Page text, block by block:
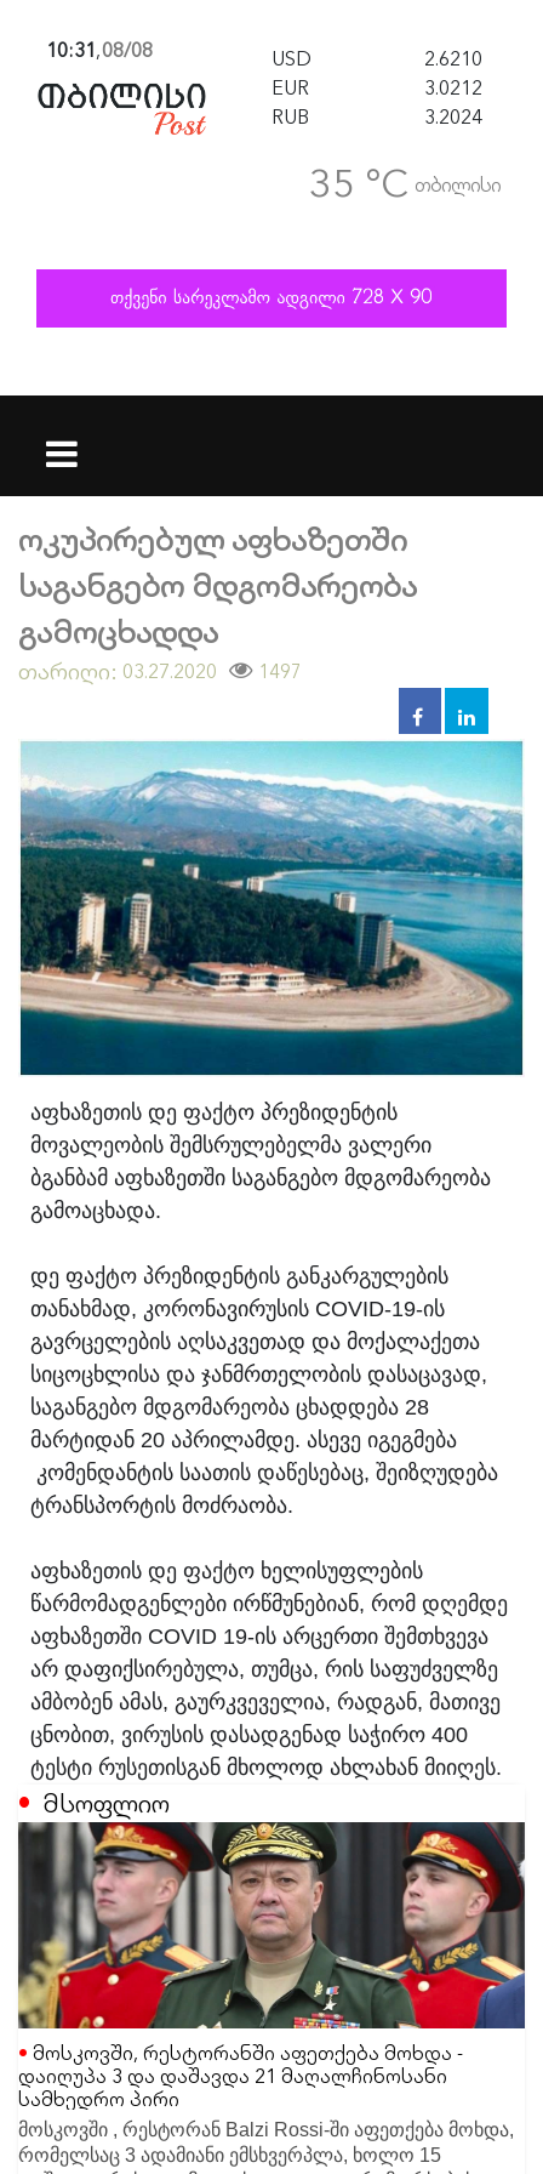
10:31,08/08 USD
2.6210
EUR
3.0212
RUB
3.2024
35 °C თბილისი
ოკუპირებულ აფხაზეთში
საგანგებო მდგომარეობა
გამოცხადდა
თარიღი: 03.27.2020 1497
აფხაზეთის დე ფაქტო პრეზიდენტის
მოვალეობის შემსრულებელმა ვალერი
ბგანბამ აფხაზეთში საგანგებო მდგომარეობა
გამოაცხადა.
დე ფაქტო პრეზიდენტის განკარგულების
თანახმად, კორონავირუსის COVID-19-ის
გავრცელების აღსაკვეთად და მოქალაქეთა
სიცოცხლისა და ჯანმრთელობის დასაცავად,
საგანგებო მდგომარეობა ცხადდება 28
მარტიდან 20 აპრილამდე. ასევე იგეგმება
კომენდანტის საათის დაწესებაც, შეიზღუდება
ტრანსპორტის მოძრაობა.
აფხაზეთის დე ფაქტო ხელისუფლების
წარმომადგენლები ირწმუნებიან, რომ დღემდე
აფხაზეთში COVID 19-ის არცერთი შემთხვევა
არ დაფიქსირებულა, თუმცა, რის საფუძველზე
ამბობენ ამას, გაურკვეველია, რადგან, მათივე
ცნობით, ვირუსის დასადგენად საჭირო 400
ტესტი რუსეთისგან მხოლოდ ახლახან მიიღეს.
მსოფლიო
დაიღუპა 3 და დაშავდა 21 მაღალჩინოსანი
სამხედრო პირი
მოსკოვში , რესტორან Balzi Rossi-ში აფეთქება მოხდა,
რომელსაც 3 ადამიანი ემსხვერპლა, ხოლო 15